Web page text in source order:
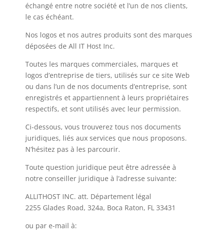
échangé entre notre société et l’un de nos clients,
le cas échéant.
Nos logos et nos autres produits sont des marques
déposées de All IT Host Inc.
Toutes les marques commerciales, marques et
logos d’entreprise de tiers, utilisés sur ce site Web
ou dans l’un de nos documents d’entreprise, sont
enregistrés et appartiennent à leurs propriétaires
respectifs, et sont utilisés avec leur permission.
Ci-dessous, vous trouverez tous nos documents
juridiques, liés aux services que nous proposons.
N’hésitez pas à les parcourir.
Toute question juridique peut être adressée à
notre conseiller juridique à l’adresse suivante:
ALLITHOST INC. att. Département légal
2255 Glades Road, 324a, Boca Raton, FL 33431
ou par e-mail à: